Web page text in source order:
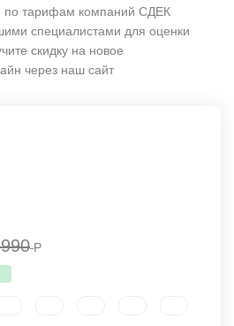
по тарифам компаний СДЕК
специалистами для оценки
скидку на новое
через наш сайт
Р